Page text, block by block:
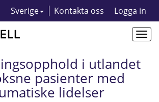
Sverige Kontakta oss Logga in
i utlandet
pasienter med
lidelser